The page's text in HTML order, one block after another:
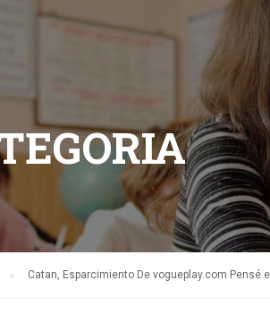
Catan, Esparcimiento De vogueplay.com Pensé